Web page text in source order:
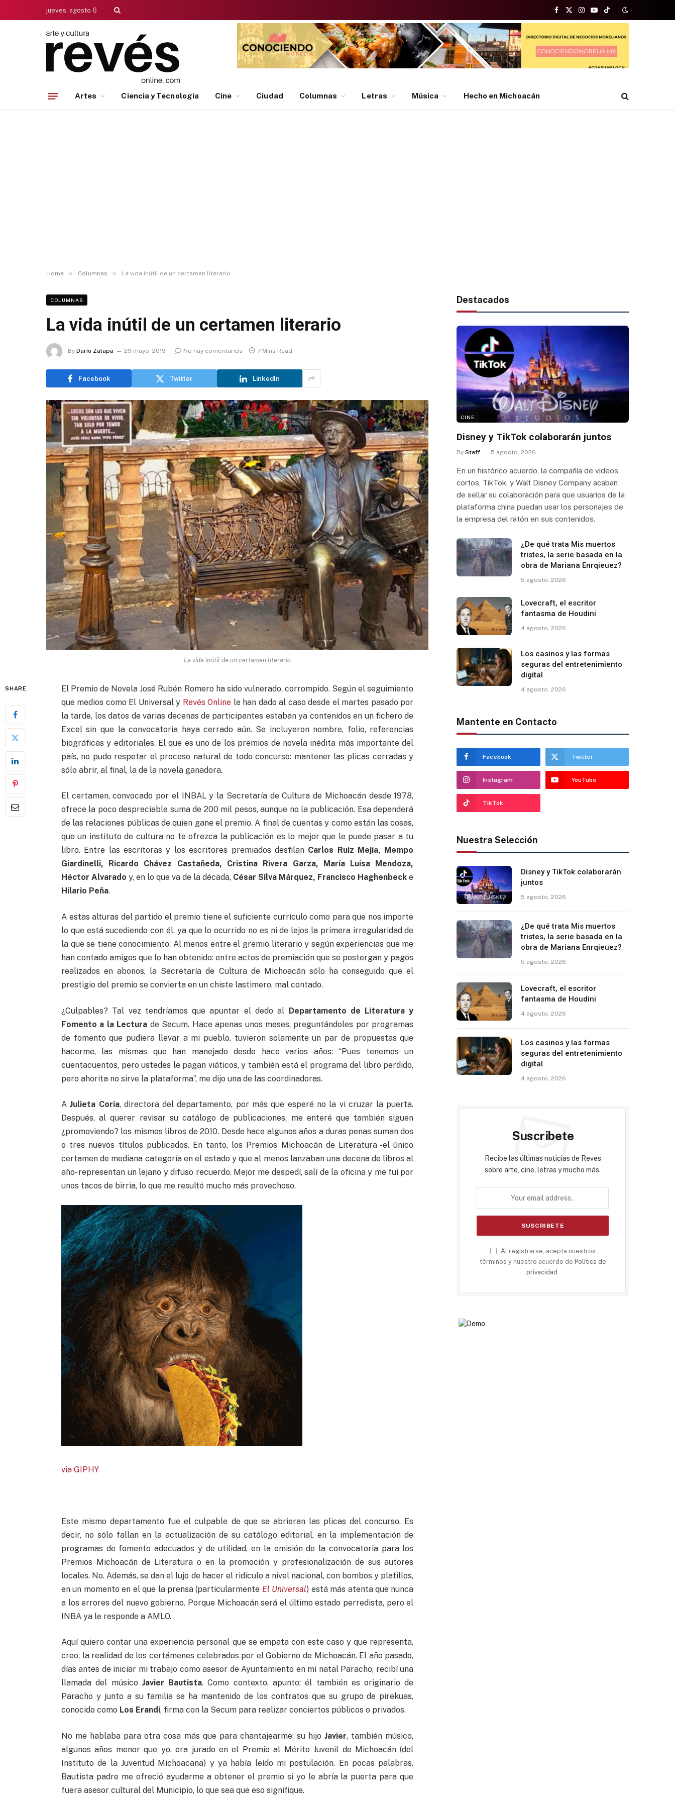
jueves, agosto 6
Facebook
X
(Twitter)
Instagram
YouTubeTikTok
Artes Ciencia y Tecnologia Cine Ciudad Columnas Letras Música Hecho en Michoacán
Home » Columnas » La vida inútil de un certamen literario
COLUMNAS
La vida inútil de un certamen literario
By Darío Zalapa 29 mayo, 2019 No hay comentarios 7 Mins Read
Facebook Twitter LinkedIn
La vida inútil de un certamen literario
SHARE
El Premio de Novela José Rubén Romero ha sido vulnerado, corrompido. Según el seguimiento
que medios como El Universal y Revés Online le han dado al caso desde el martes pasado por
la tarde, los datos de varias decenas de participantes estaban ya contenidos en un fichero de
Excel sin que la convocatoria haya cerrado aún. Se incluyeron nombre, folio, referencias
biográficas y editoriales. El que es uno de los premios de novela inédita más importante del
país, no pudo respetar el proceso natural de todo concurso: mantener las plicas cerradas y
sólo abrir, al final, la de la novela ganadora.
El certamen, convocado por el INBAL y la Secretaría de Cultura de Michoacán desde 1978,
ofrece la poco despreciable suma de 200 mil pesos, aunque no la publicación. Esa dependerá
de las relaciones públicas de quien gane el premio. A final de cuentas y como están las cosas,
que un instituto de cultura no te ofrezca la publicación es lo mejor que le puede pasar a tu
libro. Entre las escritoras y los escritores premiados desfilan Carlos Ruiz Mejía, Mempo
Giardinelli, Ricardo Chávez Castañeda, Cristina Rivera Garza, María Luisa Mendoza,
Héctor Alvarado y, en lo que va de la década, César Silva Márquez, Francisco Haghenbeck e
Hilario Peña.
A estas alturas del partido el premio tiene el suficiente currículo como para que nos importe
lo que está sucediendo con él, ya que lo ocurrido no es ni de lejos la primera irregularidad de
la que se tiene conocimiento. Al menos entre el gremio literario y según experiencias que me
han contado amigos que lo han obtenido: entre actos de premiación que se postergan y pagos
realizados en abonos, la Secretaría de Cultura de Michoacán sólo ha conseguido que el
prestigio del premio se convierta en un chiste lastimero, mal contado.
¿Culpables? Tal vez tendríamos que apuntar el dedo al Departamento de Literatura y
Fomento a la Lectura de Secum. Hace apenas unos meses, preguntándoles por programas
de fomento que pudiera llevar a mi pueblo, tuvieron solamente un par de propuestas que
hacerme, las mismas que han manejado desde hace varios años: “Pues tenemos un
cuentacuentos, pero ustedes le pagan viáticos, y también está el programa del libro perdido,
pero ahorita no sirve la plataforma”, me dijo una de las coordinadoras.
AJulieta Coria, directora del departamento, por más que esperé no la vi cruzar la puerta.
Después, al querer revisar su catálogo de publicaciones, me enteré que también siguen
¿promoviendo? los mismos libros de 2010. Desde hace algunos años a duras penas suman dos
o tres nuevos títulos publicados. En tanto, los Premios Michoacán de Literatura -el único
certamen de mediana categoría en el estado y que al menos lanzaban una decena de libros al
año- representan un lejano y difuso recuerdo. Mejor me despedí, salí de la oficina y me fui por
unos tacos de birria, lo que me resultó mucho más provechoso.
via GIPHY
Este mismo departamento fue el culpable de que se abrieran las plicas del concurso. Es
decir, no sólo fallan en la actualización de su catálogo editorial, en la implementación de
programas de fomento adecuados y de utilidad, en la emisión de la convocatoria para los
Premios Michoacán de Literatura o en la promoción y profesionalización de sus autores
locales. No. Además, se dan el lujo de hacer el ridículo a nivel nacional, con bombos y platillos,
en un momento en el que la prensa (particularmente El Universal) está más atenta que nunca
a los errores del nuevo gobierno. Porque Michoacán será el último estado perredista, pero el
INBA ya le responde a AMLO.
Aquí quiero contar una experiencia personal que se empata con este caso y que representa,
creo, la realidad de los certámenes celebrados por el Gobierno de Michoacán. El año pasado,
días antes de iniciar mi trabajo como asesor de Ayuntamiento en mi natal Paracho, recibí una
llamada del músico Javier Bautista. Como contexto, apunto: él también es originario de
Paracho y junto a su familia se ha mantenido de los contratos que su grupo de pirekuas,
conocido como Los Erandi, firma con la Secum para realizar conciertos públicos o privados.
No me hablaba para otra cosa más que para chantajearme: su hijoJavier, también músico,
algunos años menor que yo, era jurado en el Premio al Mérito Juvenil de Michoacán (del
Instituto de la Juventud Michoacana) y ya había leído mi postulación. En pocas palabras,
Bautista padre me ofreció ayudarme a obtener el premio si yo le abría la puerta para que
fuera asesor cultural del Municipio, lo que sea que eso signifique.
Destacados
CINE
Disney y TikTok colaborarán juntos
By Staff 5 agosto, 2026
En un histórico acuerdo, la compañía de videos
cortos, TikTok, y Walt Disney Company acaban
de sellar su colaboración para que usuarios de la
plataforma china puedan usar los personajes de
la empresa del ratón en sus contenidos.
¿De qué trata Mis muertos
tristes, la serie basada en la
obra de Mariana Enrqieuez?
5 agosto, 2026
Lovecraft, el escritor
fantasma de Houdini
4 agosto, 2026
Los casinos y las formas
seguras del entretenimiento
digital
4 agosto, 2026
Mantente en Contacto
Facebook Twitter
Instagram YouTube
TikTok
Nuestra Selección
Disney y TikTok colaborarán
juntos
5 agosto, 2026
¿De qué trata Mis muertos
tristes, la serie basada en la
obra de Mariana Enrqieuez?
5 agosto, 2026
Lovecraft, el escritor
fantasma de Houdini
4 agosto, 2026
Los casinos y las formas
seguras del entretenimiento
digital
4 agosto, 2026
Suscribete
Recibe las últimas noticias de Reves
sobre arte, cine, letras y mucho más.
Al registrarse, acepta nuestros
términos y nuestro acuerdo de Política de
privacidad